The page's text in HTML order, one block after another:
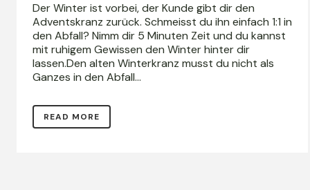
Der Winter ist vorbei, der Kunde gibt dir den
Adventskranz zurück. Schmeisst du ihn einfach 1:1 in
den Abfall? Nimm dir 5 Minuten Zeit und du kannst
mit ruhigem Gewissen den Winter hinter dir
lassen.Den alten Winterkranz musst du nicht als
Ganzes in den Abfall...
READ MORE